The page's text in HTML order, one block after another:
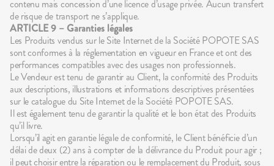
contenu mais concession d’une licence d’usage privée. Aucun transfert
de risque de transport ne s’applique.
ARTICLE 9 – Garanties légales
Les Produits vendus sur le Site Internet de la Société POPOTE SAS
sont conformes à la réglementation en vigueur en France et ont des
performances compatibles avec des usages non professionnels.
Le Vendeur est tenu de garantir au Client, la conformité des Produits
aux descriptions, illustrations et informations descriptives présentées
sur le catalogue du Site Internet de la Société POPOTE SAS.
Il est également tenu de garantir la qualité et le bon état des Produits
qu’il livre.
Lorsqu’il agit en garantie légale de conformité, le Client bénéficie d’un
délai de deux (2) ans à compter de la délivrance du Produit pour agir ;
il peut choisir entre la réparation ou le remplacement du Produit, sous